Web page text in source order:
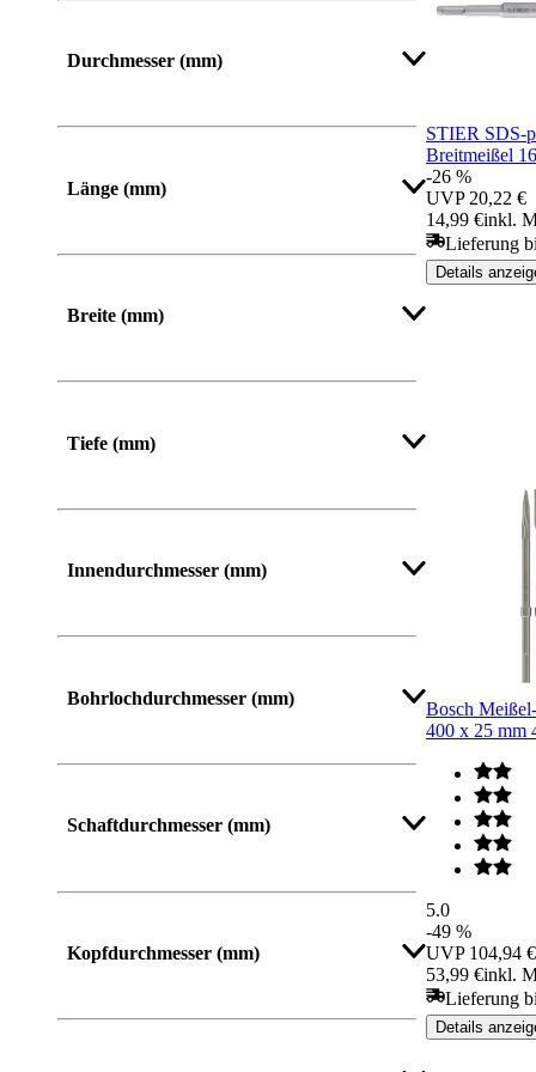
Durchmesser (mm)
Länge (mm)
Von Bis
Breite (mm)
Von Bis
Tiefe (mm)
Innendurchmesser (mm)
Bohrlochdurchmesser (mm)
Schaftdurchmesser (mm)
Kopfdurchmesser (mm)
STIER SDS-
Breitmeißel
-26 %
UVP 20,22 €
14,99 €inkl.
Lieferung
Details
Bosch
400 x 25 mm
5.0
-49 %
UVP 104,94 €
53,99 €inkl.
Lieferung
Details